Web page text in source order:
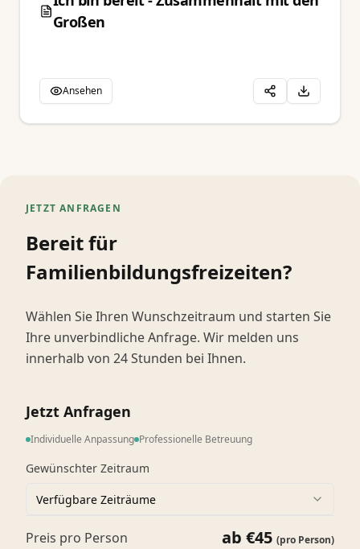
Großen
Ansehen
JETZT ANFRAGEN
Bereit für
Familienbildungsfreizeiten?
Wählen Sie Ihren Wunschzeitraum und starten Sie
Ihre unverbindliche Anfrage. Wir melden uns
innerhalb von 24 Stunden bei Ihnen.
Jetzt Anfragen
Individuelle Anpassung Professionelle Betreuung
Gewünschter Zeitraum
Verfügbare Zeiträume
Preis pro Person ab €45 (pro Person)